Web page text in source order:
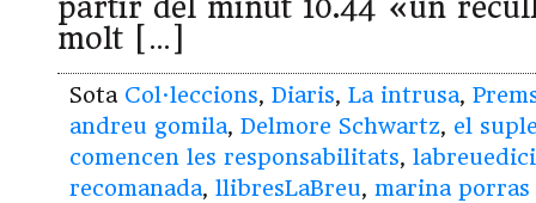
partir del minut 10.44 «un
molt […]
Sota Col·leccions, Diaris, La intrusa,
andreu gomila, Delmore Schwartz, el
comencen les responsabilitats,
recomanada, llibresLaBreu, marina porras